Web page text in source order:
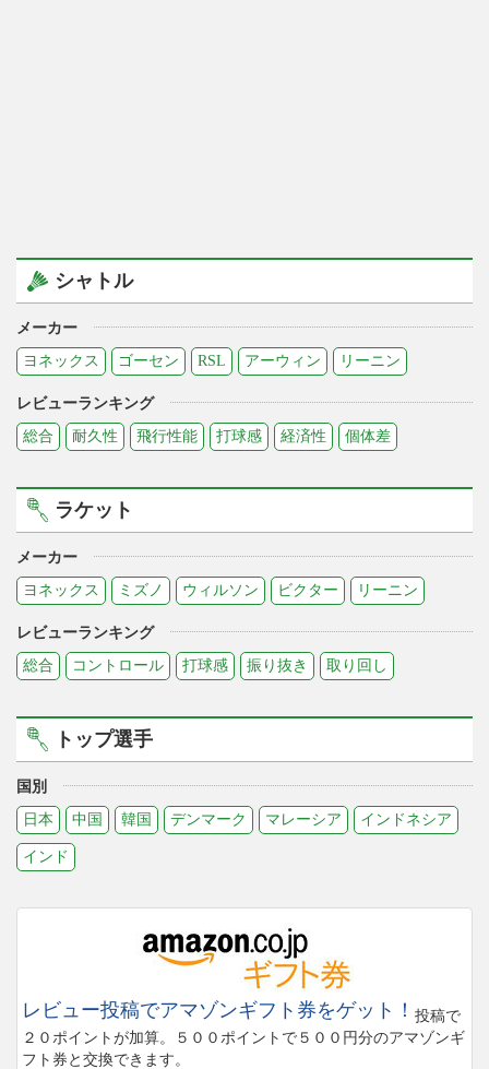
シャトル
メーカー
ヨネックス
ゴーセン RSL アーウィン リーニン
レビューランキング
総合
耐久性 飛行性能 打球感 経済性 個体差
ラケット
メーカー
ヨネックス
ミズノ ウィルソン ビクター リーニン
レビューランキング
総合
コントロール 打球感 振り抜き 取り回し
トップ選手
国別
日本
中国 韓国 デンマーク マレーシア インドネシア
インド
レビュー投稿でアマゾンギフト券をゲット！ 投稿で
２０ポイントが加算。５００ポイントで５００円分のアマゾンギ
フト券と交換できます。